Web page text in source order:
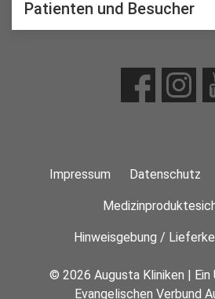
Patienten und Besucher
Impressum Datenschutz
Hinweisgebung /
© 2026 Augusta Kliniken | Ein
Evangelischen Verbund